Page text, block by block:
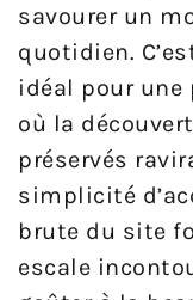
savourer un
quotidien.
idéal pour
où la
préservés
simplicité
brute du site
escale